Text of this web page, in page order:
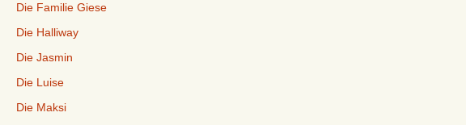
Die Familie Giese
Die Halliway
Die Jasmin
Die Luise
Die Maksi